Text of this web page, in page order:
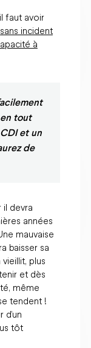
faut avoir
sans incident
à
tout
et un
de
il devra
années
mauvaise
baisser sa
plus
et dès
même
tendent !
tôt